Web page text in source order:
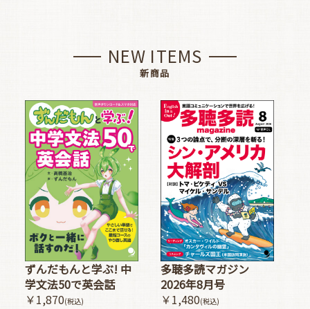
NEW ITEMS
新商品
ずんだもんと学ぶ! 中
学文法50で英会話
￥1,870(税込)
多聴多読マガジン
2026年8月号
￥1,480(税込)